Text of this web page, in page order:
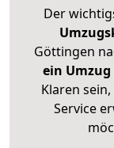
Der
Göttingen
ein
Klaren
Service